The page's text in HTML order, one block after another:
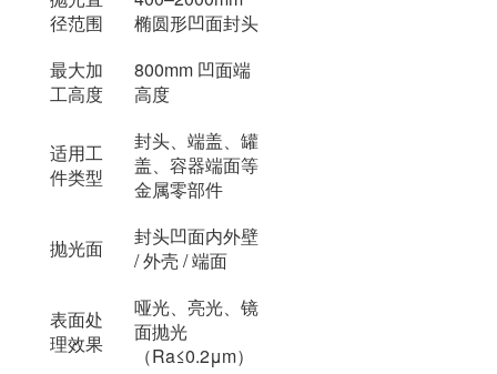
径范围
椭圆形凹面封头
最大加
工高度
800mm 凹面端
高度
适用工
件类型
封头、端盖、罐
盖、容器端面等
金属零部件
抛光面
封头凹面内外壁
/ 外壳 / 端面
表面处
理效果
哑光、亮光、镜
面抛光
（Ra≤0.2μm）